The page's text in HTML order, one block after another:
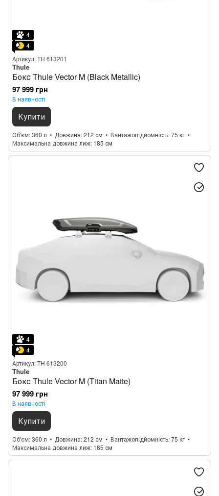
4
4
Артикул: TH 613201
Thule
Бокс Thule Vector M (Black Metallic)
97 999 грн
В наявності
Купити
Об'єм 360 л Довжина 212 см Вантажопідйомність 75 кг
Максимальна довжина лиж 185 см
4
4
Артикул: TH 613200
Thule
Бокс Thule Vector M (Titan Matte)
97 999 грн
В наявності
Купити
Об'єм 360 л Довжина 212 см Вантажопідйомність 75 кг
Максимальна довжина лиж 185 см